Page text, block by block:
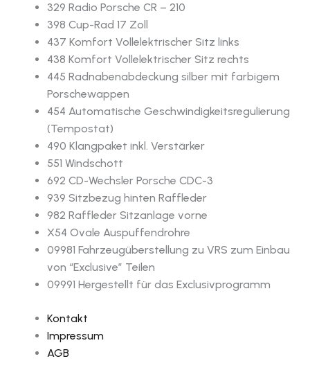
329 Radio Porsche CR – 210
398 Cup-Rad 17 Zoll
437 Komfort Vollelektrischer Sitz links
438 Komfort Vollelektrischer Sitz rechts
445 Radnabenabdeckung silber mit farbigem
Porschewappen
454 Automatische Geschwindigkeitsregulierung
(Tempostat)
490 Klangpaket inkl. Verstärker
551 Windschott
692 CD-Wechsler Porsche CDC-3
939 Sitzbezug hinten Raffleder
982 Raffleder Sitzanlage vorne
X54 Ovale Auspuffendrohre
09981 Fahrzeugüberstellung zu VRS zum Einbau
von “Exclusive” Teilen
09991 Hergestellt für das Exclusivprogramm
Kontakt
Impressum
AGB